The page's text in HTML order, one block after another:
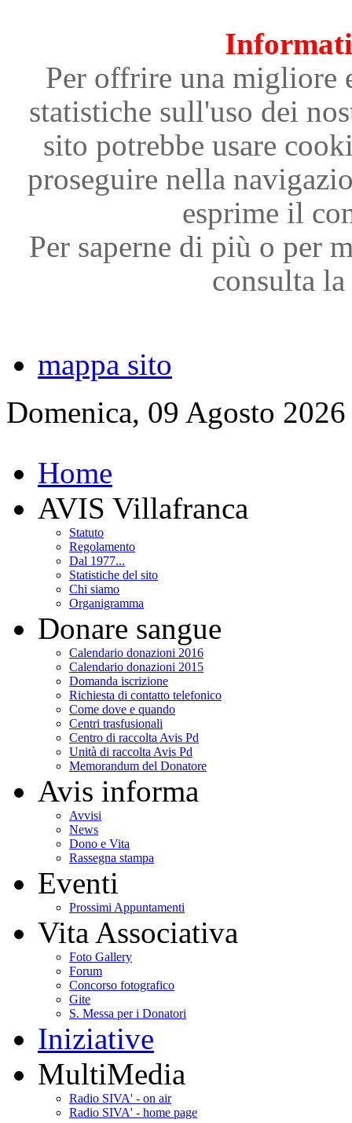
Per offrire una migliore
statistiche sull'uso dei
sito potrebbe usare
proseguire nella
esprime il
Per saperne di più o per
consulta
mappa sito
Domenica, 09 Agosto 2026
Home
AVIS Villafranca
Statuto
Regolamento
Dal 1977...
Statistiche del sito
Chi siamo
Organigramma
Donare sangue
Calendario donazioni 2016
Calendario donazioni 2015
Domanda iscrizione
Richiesta di contatto telefonico
Come dove e quando
Centri trasfusionali
Centro di raccolta Avis Pd
Unità di raccolta Avis Pd
Memorandum del Donatore
Avis informa
Avvisi
News
Dono e Vita
Rassegna stampa
Eventi
Prossimi Appuntamenti
Vita Associativa
Foto Gallery
Forum
Concorso fotografico
Gite
S. Messa per i Donatori
Iniziative
MultiMedia
Radio SIVA' - on air
Radio SIVA' - home page